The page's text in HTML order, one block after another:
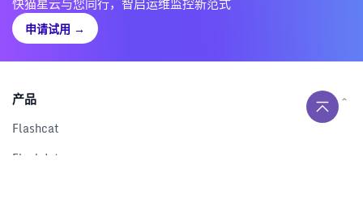
申请试用 →
产品
Flashcat
Flashduty